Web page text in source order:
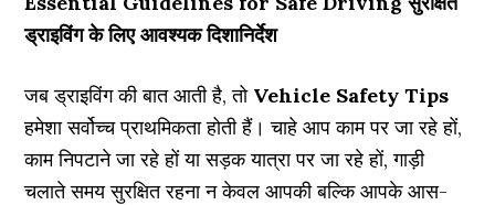
ड्राइविंग के लिए आवश्यक दिशानिर्देश
जब ड्राइविंग की बात आती है, तो Vehicle Safety Tips
हमेशा सर्वोच्च प्राथमिकता होती हैं। चाहे आप काम पर जा रहे हों,
काम निपटाने जा रहे हों या सड़क यात्रा पर जा रहे हों, गाड़ी
चलाते समय सुरक्षित रहना न केवल आपकी बल्कि आपके आस-